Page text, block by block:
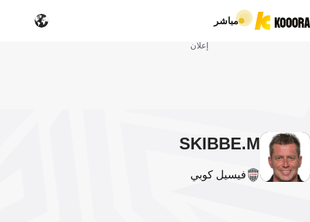
مباشر
إعلان
M.
SKIBBE
فيسيل كوبي